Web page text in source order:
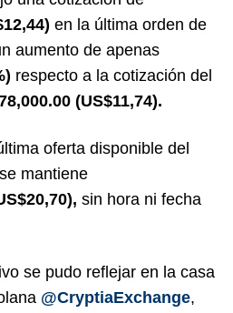
en la última orden de
aumento de apenas
respecto a la cotización del
(US$11,74).
oferta disponible del
mantiene
sin hora ni fecha
se pudo reflejar en la casa
@CryptiaExchange,